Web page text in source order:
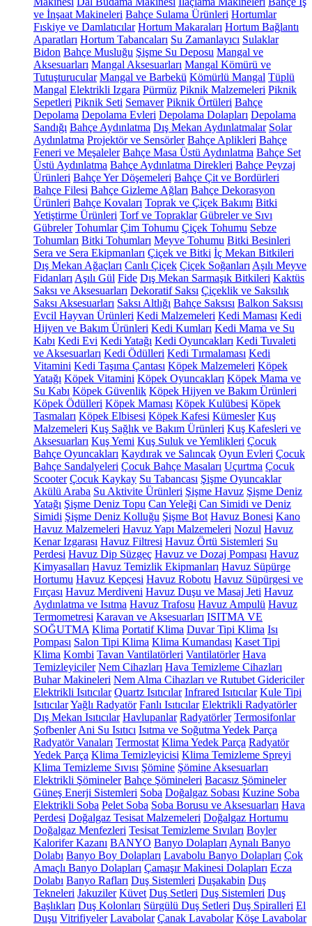
ve İnşaat Makineleri Bahçe Sulama Ürünleri Hortumlar
Fıskiye ve Damlatıcılar Hortum Makaraları Hortum Bağlantı
Aparatları Hortum Tabancaları Su Zamanlayıcı Sulaklar
Bidon Bahçe Musluğu Şişme Su Deposu Mangal ve
Aksesuarları Mangal Aksesuarları Mangal Kömürü ve
Tutuşturucular Mangal ve Barbekü Kömürlü Mangal Tüplü
Mangal Elektrikli Izgara Pürmüz Piknik Malzemeleri Piknik
Sepetleri Piknik Seti Semaver Piknik Örtüleri Bahçe
Depolama Depolama Evleri Depolama Dolapları Depolama
Sandığı Bahçe Aydınlatma Dış Mekan Aydınlatmalar Solar
Aydınlatma Projektör ve Sensörler Bahçe Aplikleri Bahçe
Feneri ve Meşaleler Bahçe Masa Üstü Aydınlatma Bahçe Set
Üstü Aydınlatma Bahçe Aydınlatma Direkleri Bahçe Peyzaj
Ürünleri Bahçe Yer Döşemeleri Bahçe Çit ve Bordürleri
Bahçe Filesi Bahçe Gizleme Ağları Bahçe Dekorasyon
Ürünleri Bahçe Kovaları Toprak ve Çiçek Bakımı Bitki
Yetiştirme Ürünleri Torf ve Topraklar Gübreler ve Sıvı
Gübreler Tohumlar Çim Tohumu Çiçek Tohumu Sebze
Tohumları Bitki Tohumları Meyve Tohumu Bitki Besinleri
Sera ve Sera Ekipmanları Çiçek ve Bitki İç Mekan Bitkileri
Dış Mekan Ağaçları Canlı Çiçek Çiçek Soğanları Aşılı Meyve
Fidanları Aşılı Gül Fide Dış Mekan Sarmaşık Bitkileri Kaktüs
Saksı ve Aksesuarları Dekoratif Saksı Çiçeklik ve Saksılık
Saksı Aksesuarları Saksı Altlığı Bahçe Saksısı Balkon Saksısı
Evcil Hayvan Ürünleri Kedi Malzemeleri Kedi Maması Kedi
Hijyen ve Bakım Ürünleri Kedi Kumları Kedi Mama ve Su
Kabı Kedi Evi Kedi Yatağı Kedi Oyuncakları Kedi Tuvaleti
ve Aksesuarları Kedi Ödülleri Kedi Tırmalaması Kedi
Vitamini Kedi Taşıma Çantası Köpek Malzemeleri Köpek
Yatağı Köpek Vitamini Köpek Oyuncakları Köpek Mama ve
Su Kabı Köpek Güvenlik Köpek Hijyen ve Bakım Ürünleri
Köpek Ödülleri Köpek Maması Köpek Kulübesi Köpek
Tasmaları Köpek Elbisesi Köpek Kafesi Kümesler Kuş
Malzemeleri Kuş Sağlık ve Bakım Ürünleri Kuş Kafesleri ve
Aksesuarları Kuş Yemi Kuş Suluk ve Yemlikleri Çocuk
Bahçe Oyuncakları Kaydırak ve Salıncak Oyun Evleri Çocuk
Bahçe Sandalyeleri Çocuk Bahçe Masaları Uçurtma Çocuk
Scooter Çocuk Kaykay Su Tabancası Şişme Oyuncaklar
Akülü Araba Su Aktivite Ürünleri Şişme Havuz Şişme Deniz
Yatağı Şişme Deniz Topu Can Yeleği Can Simidi ve Deniz
Simidi Şişme Deniz Kolluğu Şişme Bot Havuz Bonesi Kano
Havuz Malzemeleri Havuz Yapı Malzemeleri Nozul Havuz
Kenar Izgarası Havuz Filtresi Havuz Örtü Sistemleri Su
Perdesi Havuz Dip Süzgeç Havuz ve Dozaj Pompası Havuz
Kimyasalları Havuz Temizlik Ekipmanları Havuz Süpürge
Hortumu Havuz Kepçesi Havuz Robotu Havuz Süpürgesi ve
Fırçası Havuz Merdiveni Havuz Duşu ve Masaj Jeti Havuz
Aydınlatma ve Isıtma Havuz Trafosu Havuz Ampulü Havuz
Termometresi Karavan ve Aksesuarları ISITMA VE
SOĞUTMA Klima Portatif Klima Duvar Tipi Klima Isı
Pompası Salon Tipi Klima Klima Kumandası Kaset Tipi
Klima Kombi Tavan Vantilatörleri Vantilatörler Hava
Temizleyiciler Nem Cihazları Hava Temizleme Cihazları
Buhar Makineleri Nem Alma Cihazları ve Rutubet Gidericiler
Elektrikli Isıtıcılar Quartz Isıtıcılar Infrared Isıtıcılar Kule Tipi
IsıtıcılarYağlı Radyatör Fanlı Isıtıcılar Elektrikli Radyatörler
Dış Mekan Isıtıcılar Havlupanlar Radyatörler Termosifonlar
Şofbenler Ani Su Isıtıcı Isıtma ve Soğutma Yedek Parça
Radyatör Vanaları Termostat Klima Yedek Parça Radyatör
Yedek Parça Klima Temizleyicisi Klima Temizleme Spreyi
Klima Temizleme Sıvısı Şömine Şömine Aksesuarları
Elektrikli Şömineler Bahçe Şömineleri Bacasız Şömineler
Güneş Enerji Sistemleri Soba Doğalgaz Sobası Kuzine Soba
Elektrikli Soba Pelet Soba Soba Borusu ve Aksesuarları Hava
Perdesi Doğalgaz Tesisat Malzemeleri Doğalgaz Hortumu
Doğalgaz Menfezleri Tesisat Temizleme Sıvıları Boyler
Kalorifer Kazanı BANYO Banyo Dolapları Aynalı Banyo
Dolabı Banyo Boy Dolapları Lavabolu Banyo Dolapları Çok
Amaçlı Banyo Dolapları Çamaşır Makinesi Dolapları Ecza
Dolabı Banyo Rafları Duş Sistemleri Duşakabin Duş
Tekneleri Jakuziler Küvet Duş Setleri Duş Sistemleri Duş
Başlıkları Duş Kolonları Sürgülü Duş Setleri Duş Spiralleri El
Duşu Vitrifiyeler Lavabolar Çanak Lavabolar Köşe Lavabolar